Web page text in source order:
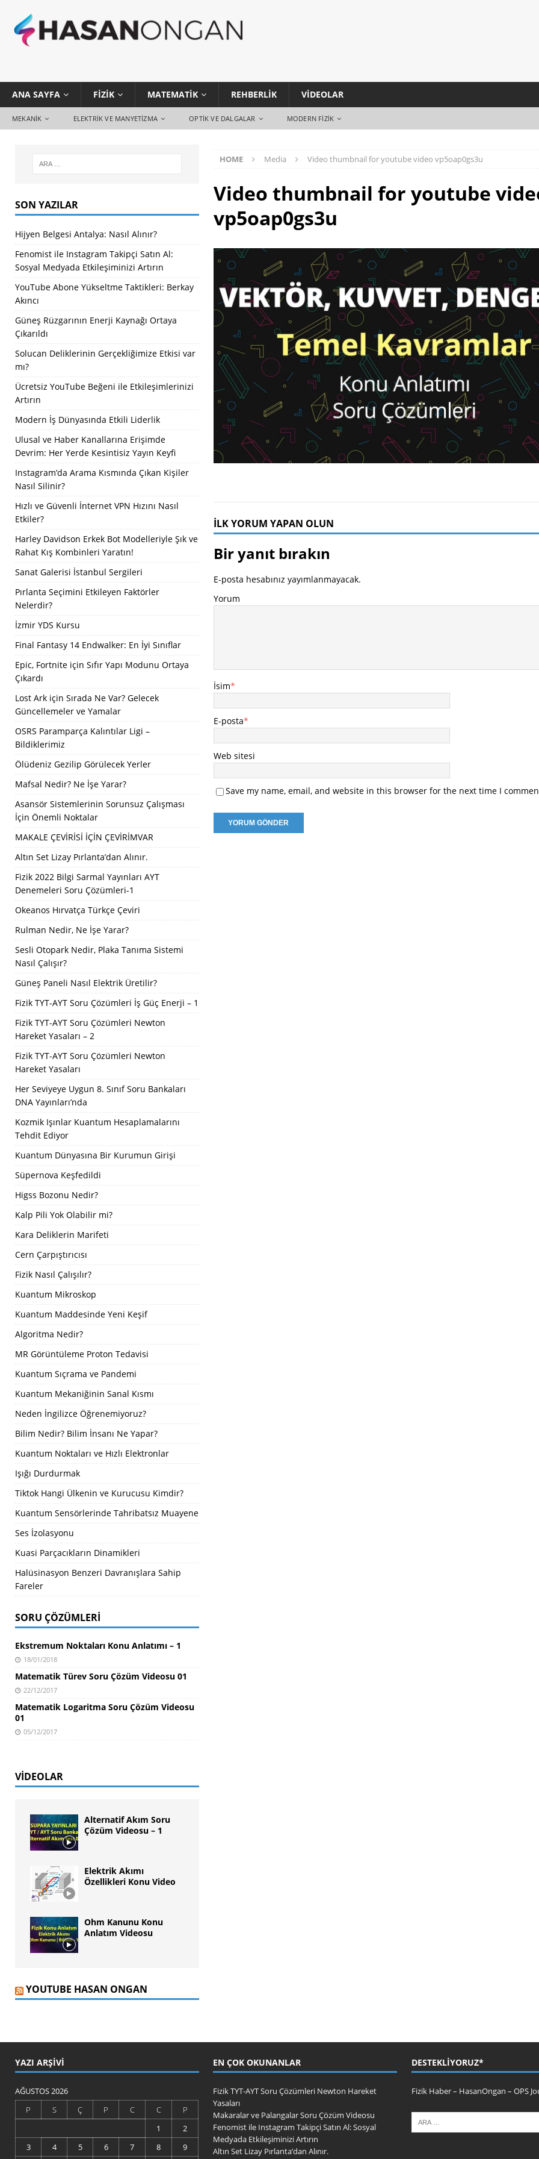
ANA SAYFA FIZIK MATEMATIK REHBERLIK VIDEOLAR
MEKANIK ELEKTRIK VE MANYETIZMA OPTIK VE DALGALAR MODERN FIZIK
HOME Media Video thumbnail for youtube video vp5oap0gs3u
Video thumbnail for youtube
vp5oap0gs3u
İLK YORUM YAPAN OLUN
Bir yanıt bırakın
E-posta hesabınız yayımlanmayacak.
Yorum
İsim*
E-posta*
Web sitesi
Save my name, email, and website in this browser for the next time I
SON YAZILAR
Hijyen Belgesi Antalya: Nasıl Alınır?
Fenomist ile Instagram Takipçi Satın Al:
Sosyal Medyada Etkileşiminizi Artırın
YouTube Abone Yükseltme Taktikleri: Berkay
Akıncı
Güneş Rüzgarının Enerji Kaynağı Ortaya
Çıkarıldı
Solucan Deliklerinin Gerçekliğimize Etkisi var
mı?
Ücretsiz YouTube Beğeni ile Etkileşimlerinizi
Artırın
Modern İş Dünyasında Etkili Liderlik
Ulusal ve Haber Kanallarına Erişimde
Devrim: Her Yerde Kesintisiz Yayın Keyfi
Instagram’da Arama Kısmında Çıkan Kişiler
Nasıl Silinir?
Hızlı ve Güvenli İnternet VPN Hızını Nasıl
Etkiler?
Harley Davidson Erkek Bot Modelleriyle Şık ve
Rahat Kış Kombinleri Yaratın!
Sanat Galerisi İstanbul Sergileri
Pırlanta Seçimini Etkileyen Faktörler
Nelerdir?
İzmir YDS Kursu
Final Fantasy 14 Endwalker: En İyi Sınıflar
Epic, Fortnite için Sıfır Yapı Modunu Ortaya
Çıkardı
Lost Ark için Sırada Ne Var? Gelecek
Güncellemeler ve Yamalar
OSRS Paramparça Kalıntılar Ligi –
Bildiklerimiz
Ölüdeniz Gezilip Görülecek Yerler
Mafsal Nedir? Ne İşe Yarar?
Asansör Sistemlerinin Sorunsuz Çalışması
İçin Önemli Noktalar
MAKALE ÇEVİRİSİ İÇİN ÇEVİRİMVAR
Altın Set Lizay Pırlanta’dan Alınır.
Fizik 2022 Bilgi Sarmal Yayınları AYT
Denemeleri Soru Çözümleri-1
Okeanos Hırvatça Türkçe Çeviri
Rulman Nedir, Ne İşe Yarar?
Sesli Otopark Nedir, Plaka Tanıma Sistemi
Nasıl Çalışır?
Güneş Paneli Nasıl Elektrik Üretilir?
Fizik TYT-AYT Soru Çözümleri İş Güç Enerji – 1
Fizik TYT-AYT Soru Çözümleri Newton
Hareket Yasaları – 2
Fizik TYT-AYT Soru Çözümleri Newton
Hareket Yasaları
Her Seviyeye Uygun 8. Sınıf Soru Bankaları
DNA Yayınları’nda
Kozmik Işınlar Kuantum Hesaplamalarını
Tehdit Ediyor
Kuantum Dünyasına Bir Kurumun Girişi
Süpernova Keşfedildi
Higss Bozonu Nedir?
Kalp Pili Yok Olabilir mi?
Kara Deliklerin Marifeti
Cern Çarpıştırıcısı
Fizik Nasıl Çalışılır?
Kuantum Mikroskop
Kuantum Maddesinde Yeni Keşif
Algoritma Nedir?
MR Görüntüleme Proton Tedavisi
Kuantum Sıçrama ve Pandemi
Kuantum Mekaniğinin Sanal Kısmı
Neden İngilizce Öğrenemiyoruz?
Bilim Nedir? Bilim İnsanı Ne Yapar?
Kuantum Noktaları ve Hızlı Elektronlar
Işığı Durdurmak
Tiktok Hangi Ülkenin ve Kurucusu Kimdir?
Kuantum Sensörlerinde Tahribatsız Muayene
Ses İzolasyonu
Kuasi Parçacıkların Dinamikleri
Halüsinasyon Benzeri Davranışlara Sahip
Fareler
SORU ÇÖZÜMLERI
Ekstremum Noktaları Konu Anlatımı – 1
18/01/2018
Matematik Türev Soru Çözüm Videosu 01
22/12/2017
Matematik Logaritma Soru Çözüm Videosu
01
05/12/2017
VIDEOLAR
Alternatif Akım Soru
Çözüm Videosu – 1
Elektrik Akımı
Özellikleri Konu Video
Ohm Kanunu Konu
Anlatım Videosu
YOUTUBE HASAN ONGAN
YAZI ARŞIVI
AĞUSTOS 2026
P
S Ç P C C
P
1
2
3
4 5 6 7 8 9
EN ÇOK OKUNANLAR
Fizik TYT-AYT Soru Çözümleri Newton Hareket
Yasaları
Makaralar ve Palangalar Soru Çözüm Videosu
Fenomist ile Instagram Takipçi Satın Al: Sosyal
Medyada Etkileşiminizi Artırın
Altın Set Lizay Pırlanta’dan Alınır.
DESTEKLIYORUZ*
Fizik Haber– HasanOngan – OPS